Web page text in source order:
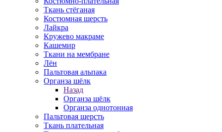
Ткань стёганая
Костюмная шерсть
Лайкра
Кружево макраме
Кашемир
Ткани на мембране
Лён
Пальтовая альпака
Органза шёлк
Назад
Органза шёлк
Органза однотонная
Пальтовая шерсть
Ткань плательная